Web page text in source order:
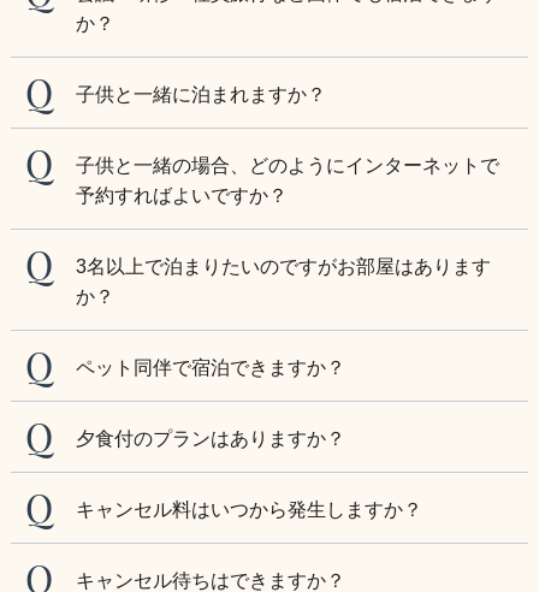
か？
子供と一緒に泊まれますか？
子供と一緒の場合、どのようにインターネットで
予約すればよいですか？
3名以上で泊まりたいのですがお部屋はあります
か？
ペット同伴で宿泊できますか？
夕食付のプランはありますか？
キャンセル料はいつから発生しますか？
キャンセル待ちはできますか？